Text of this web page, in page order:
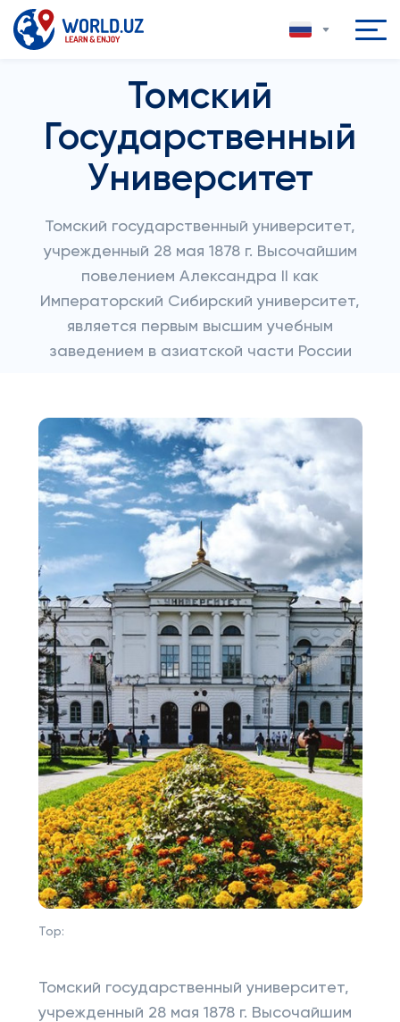
Томский
Государственный
Университет
Томский государственный университет,
учрежденный 28 мая 1878 г. Высочайшим
повелением Александра II как
Императорский Сибирский университет,
является первым высшим учебным
заведением в азиатской части России
Top:
Томский государственный университет,
учрежденный 28 мая 1878 г. Высочайшим